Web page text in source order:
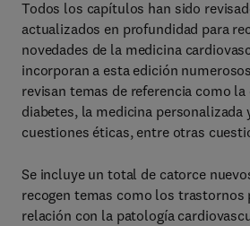
Todos los capítulos han sido
actualizados en profundidad para
novedades de la medicina
incorporan a esta edición
revisan temas de referencia como la
diabetes, la medicina personalizada
cuestiones éticas, entre otras
Se incluye un total de catorce
recogen temas como los trastornos
relación con la patología